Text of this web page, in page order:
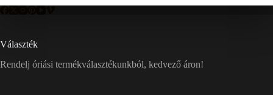
Választék
Rendelj óriási termékválasztékunkból, kedvező áron!